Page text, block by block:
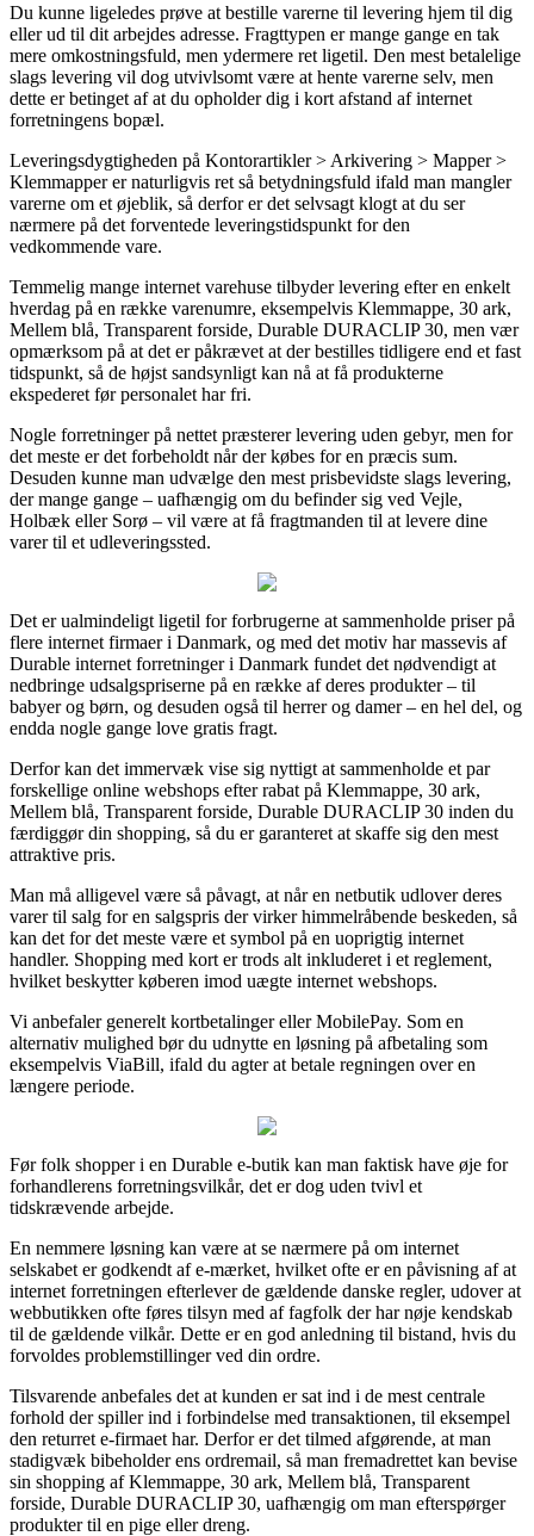
Du kunne ligeledes prøve at bestille varerne til levering hjem til dig
eller ud til dit arbejdes adresse. Fragttypen er mange gange en tak
mere omkostningsfuld, men ydermere ret ligetil. Den mest betalelige
slags levering vil dog utvivlsomt være at hente varerne selv, men
dette er betinget af at du opholder dig i kort afstand af internet
forretningens bopæl.
Leveringsdygtigheden på Kontorartikler > Arkivering > Mapper >
Klemmapper er naturligvis ret så betydningsfuld ifald man mangler
varerne om et øjeblik, så derfor er det selvsagt klogt at du ser
nærmere på det forventede leveringstidspunkt for den
vedkommende vare.
Temmelig mange internet varehuse tilbyder levering efter en enkelt
hverdag på en række varenumre, eksempelvis Klemmappe, 30 ark,
Mellem blå, Transparent forside, Durable DURACLIP 30, men vær
opmærksom på at det er påkrævet at der bestilles tidligere end et fast
tidspunkt, så de højst sandsynligt kan nå at få produkterne
ekspederet før personalet har fri.
Nogle forretninger på nettet præsterer levering uden gebyr, men for
det meste er det forbeholdt når der købes for en præcis sum.
Desuden kunne man udvælge den mest prisbevidste slags levering,
der mange gange – uafhængig om du befinder sig ved Vejle,
Holbæk eller Sorø – vil være at få fragtmanden til at levere dine
varer til et udleveringssted.
Det er ualmindeligt ligetil for forbrugerne at sammenholde priser på
flere internet firmaer i Danmark, og med det motiv har massevis af
Durable internet forretninger i Danmark fundet det nødvendigt at
nedbringe udsalgspriserne på en række af deres produkter – til
babyer og børn, og desuden også til herrer og damer – en hel del, og
endda nogle gange love gratis fragt.
Derfor kan det immervæk vise sig nyttigt at sammenholde et par
forskellige online webshops efter rabat på Klemmappe, 30 ark,
Mellem blå, Transparent forside, Durable DURACLIP 30 inden du
færdiggør din shopping, så du er garanteret at skaffe sig den mest
attraktive pris.
Man må alligevel være så påvagt, at når en netbutik udlover deres
varer til salg for en salgspris der virker himmelråbende beskeden, så
kan det for det meste være et symbol på en uoprigtig internet
handler. Shopping med kort er trods alt inkluderet i et reglement,
hvilket beskytter køberen imod uægte internet webshops.
Vi anbefaler generelt kortbetalinger eller MobilePay. Som en
alternativ mulighed bør du udnytte en løsning på afbetaling som
eksempelvis ViaBill, ifald du agter at betale regningen over en
længere periode.
Før folk shopper i en Durable e-butik kan man faktisk have øje for
forhandlerens forretningsvilkår, det er dog uden tvivl et
tidskrævende arbejde.
En nemmere løsning kan være at se nærmere på om internet
selskabet er godkendt af e-mærket, hvilket ofte er en påvisning af at
internet forretningen efterlever de gældende danske regler, udover at
webbutikken ofte føres tilsyn med af fagfolk der har nøje kendskab
til de gældende vilkår. Dette er en god anledning til bistand, hvis du
forvoldes problemstillinger ved din ordre.
Tilsvarende anbefales det at kunden er sat ind i de mest centrale
forhold der spiller ind i forbindelse med transaktionen, til eksempel
den returret e-firmaet har. Derfor er det tilmed afgørende, at man
stadigvæk bibeholder ens ordremail, så man fremadrettet kan bevise
sin shopping af Klemmappe, 30 ark, Mellem blå, Transparent
forside, Durable DURACLIP 30, uafhængig om man efterspørger
produkter til en pige eller dreng.